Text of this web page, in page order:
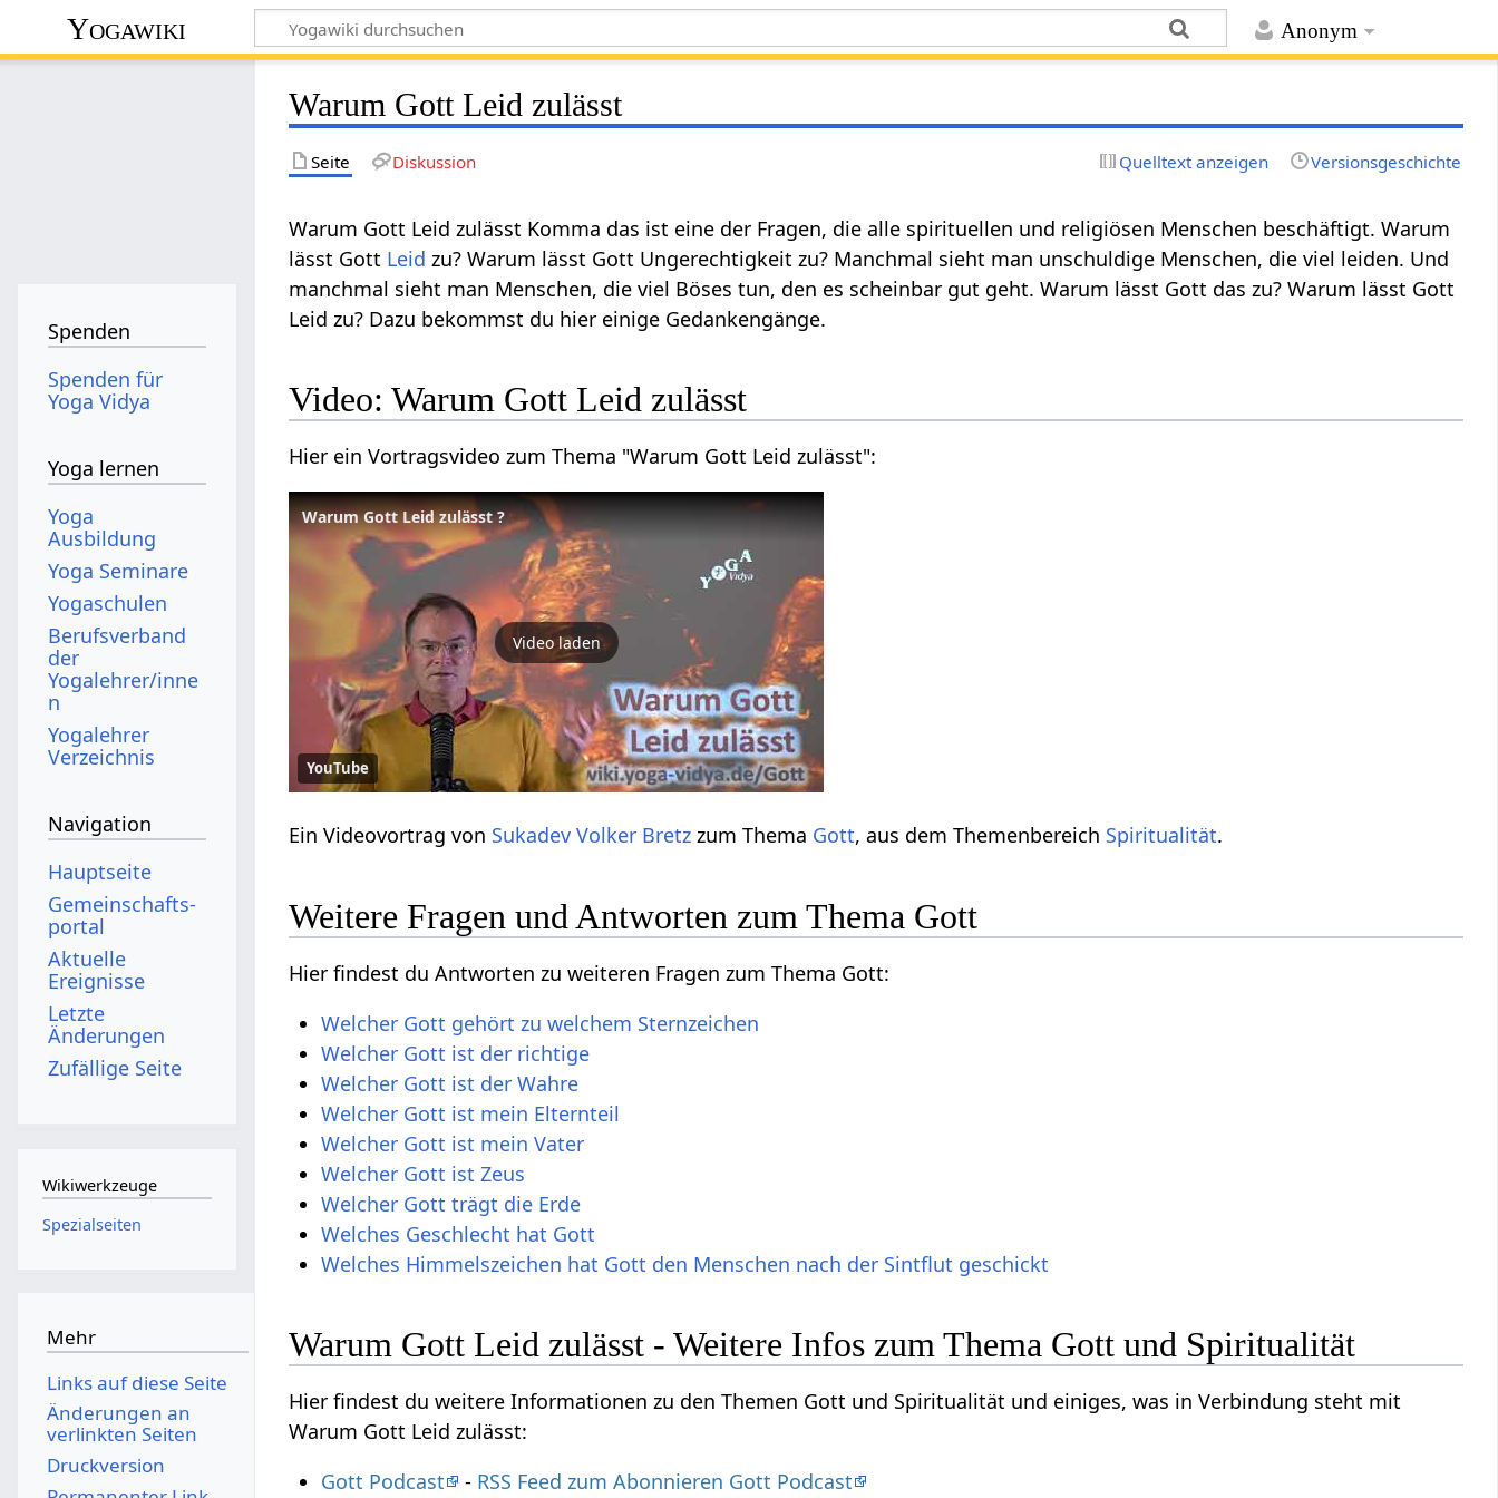
Anonym
Yogawiki
Warum Gott Leid zulässt
Seite Diskussion Quelltext anzeigen Versionsgeschichte
Warum Gott Leid zulässt Komma das ist eine der Fragen, die alle spirituellen und religiösen Menschen beschäftigt. Warum
lässt Gott Leid zu? Warum lässt Gott Ungerechtigkeit zu? Manchmal sieht man unschuldige Menschen, die viel leiden. Und
manchmal sieht man Menschen, die viel Böses tun, den es scheinbar gut geht. Warum lässt Gott das zu? Warum lässt Gott
Leid zu? Dazu bekommst du hier einige Gedankengänge.
Video: Warum Gott Leid zulässt
Hier ein Vortragsvideo zum Thema "Warum Gott Leid zulässt":
Warum Gott Leid zulässt ?
Video laden
YouTube
Ein Videovortrag von Sukadev Volker Bretz zum Thema Gott, aus dem Themenbereich Spiritualität.
Weitere Fragen und Antworten zum Thema Gott
Hier findest du Antworten zu weiteren Fragen zum Thema Gott:
Welcher Gott gehört zu welchem Sternzeichen
Welcher Gott ist der richtige
Welcher Gott ist der Wahre
Welcher Gott ist mein Elternteil
Welcher Gott ist mein Vater
Welcher Gott ist Zeus
Welcher Gott trägt die Erde
Welches Geschlecht hat Gott
Welches Himmelszeichen hat Gott den Menschen nach der Sintflut geschickt
Warum Gott Leid zulässt - Weitere Infos zum Thema Gott und Spiritualität
Hier findest du weitere Informationen zu den Themen Gott und Spiritualität und einiges, was in Verbindung steht mit
Warum Gott Leid zulässt:
Gott Podcast
- RSS Feed zum Abonnieren Gott Podcast
Spenden
Spenden für
Yoga Vidya
Yoga lernen
Yoga
Ausbildung
Yoga Seminare
Yogaschulen
Berufsverband
der
Yogalehrer/inne
n
Yogalehrer
Verzeichnis
Navigation
Hauptseite
Gemeinschafts­
portal
Aktuelle
Ereignisse
Letzte
Änderungen
Zufällige Seite
Wikiwerkzeuge
Spezialseiten
Mehr
Links auf diese Seite
Änderungen an
verlinkten Seiten
Druckversion